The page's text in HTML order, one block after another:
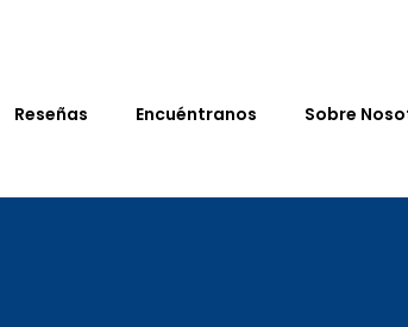
Reseñas Encuéntranos Sobre